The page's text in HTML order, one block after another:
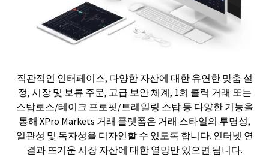
직관적인 인터페이스, 다양한 자산에 대한 유연한 맞춤 설
정, 시장 및 보류 주문, 고급 보안 체계, 1회 클릭 거래 또는
스탑로스/테이크 프로핏/트레일링 스탑 등 다양한 기능을
통해 XPro Markets 거래 플랫폼은 거래 스타일의 투명성,
일관성 및 독자성을 디자인할 수 있도록 합니다. 인터넷 연
결과 뜨거운 시장 자산에 대한 열망만 있으면 됩니다.